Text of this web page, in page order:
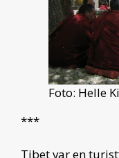
Foto: Helle
***
Tibet var en